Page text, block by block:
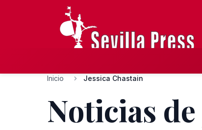
Inicio Jessica Chastain
Noticias